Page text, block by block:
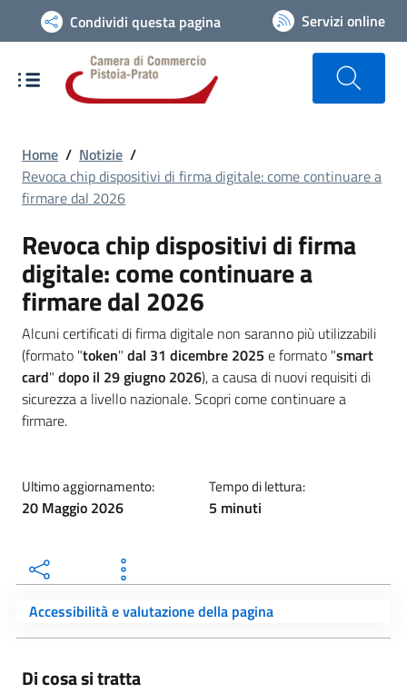
Vai alla navigazione del sito
Condividi questa pagina Servizi online
Home / Notizie /
Revoca chip dispositivi di firma digitale: come continuare a
firmare dal 2026
Revoca chip dispositivi di firma
digitale: come continuare a
firmare dal 2026
Alcuni certificati di firma digitale non saranno più utilizzabili
(formato "token" dal 31 dicembre 2025 e formato "smart
card" dopo il 29 giugno 2026), a causa di nuovi requisiti di
sicurezza a livello nazionale. Scopri come continuare a
firmare.
Ultimo aggiornamento:
20 Maggio 2026
Tempo di lettura:
5 minuti
Accessibilità e valutazione della pagina
Di cosa si tratta